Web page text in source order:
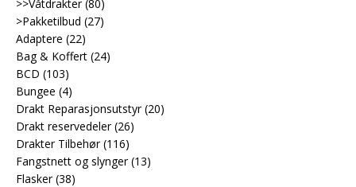
>>Våtdrakter (80)
>Pakketilbud (27)
Adaptere (22)
Bag & Koffert (24)
BCD (103)
Bungee (4)
Drakt Reparasjonsutstyr (20)
Drakt reservedeler (26)
Drakter Tilbehør (116)
Fangstnett og slynger (13)
Flasker (38)